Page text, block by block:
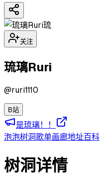
琉
关注
琉璃Ruri
@ruri1110
B站
是琉璃！！
泡泡树洞歌单画廊地址百科
树洞详情